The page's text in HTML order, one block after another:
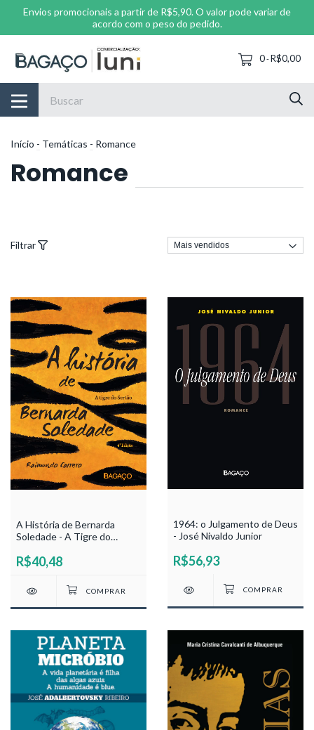
Envios promocionais a partir de R$5,90. O valor pode variar de
acordo com o peso do pedido.
0-R$0,00
Início - Temáticas - Romance
Romance
Filtrar
A História de Bernarda
Soledade - A Tigre do
R$40,48
1964: o Julgamento de Deus
- José Nivaldo Junior
R$56,93